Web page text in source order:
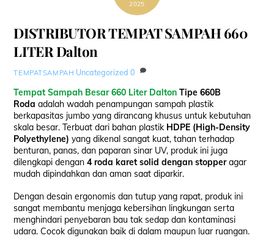
2025
DISTRIBUTOR TEMPAT SAMPAH 660
LITER Dalton
TEMPATSAMPAH Uncategorized 0
Tempat Sampah Besar 660 Liter Dalton Tipe 660B
Roda adalah wadah penampungan sampah plastik
berkapasitas jumbo yang dirancang khusus untuk kebutuhan
skala besar. Terbuat dari bahan plastik HDPE (High-Density
Polyethylene) yang dikenal sangat kuat, tahan terhadap
benturan, panas, dan paparan sinar UV, produk ini juga
dilengkapi dengan4 roda karet solid dengan stopperagar
mudah dipindahkan dan aman saat diparkir.
Dengan desain ergonomis dan tutup yang rapat, produk ini
sangat membantu menjaga kebersihan lingkungan serta
menghindari penyebaran bau tak sedap dan kontaminasi
udara. Cocok digunakan baik di dalam maupun luar ruangan.